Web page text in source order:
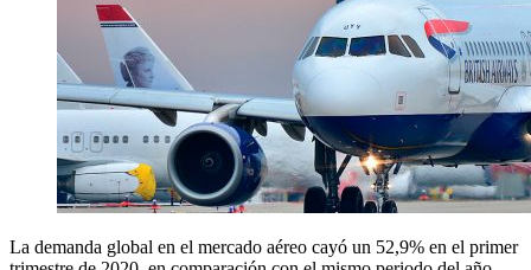
La demanda global en el mercado aéreo cayó un 52,9% en el primer